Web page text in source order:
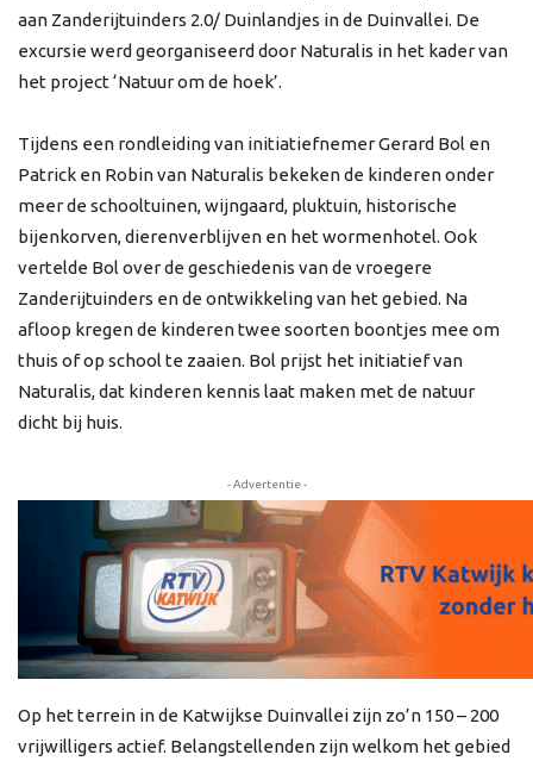
aan Zanderijtuinders 2.0/ Duinlandjes in de Duinvallei. De
excursie werd georganiseerd door Naturalis in het kader van
het project ‘Natuur om de hoek’.
Tijdens een rondleiding van initiatiefnemer Gerard Bol en
Patrick en Robin van Naturalis bekeken de kinderen onder
meer de schooltuinen, wijngaard, pluktuin, historische
bijenkorven, dierenverblijven en het wormenhotel. Ook
vertelde Bol over de geschiedenis van de vroegere
Zanderijtuinders en de ontwikkeling van het gebied. Na
afloop kregen de kinderen twee soorten boontjes mee om
thuis of op school te zaaien. Bol prijst het initiatief van
Naturalis, dat kinderen kennis laat maken met de natuur
dicht bij huis.
- Advertentie -
Op het terrein in de Katwijkse Duinvallei zijn zo’n 150 – 200
vrijwilligers actief. Belangstellenden zijn welkom het gebied